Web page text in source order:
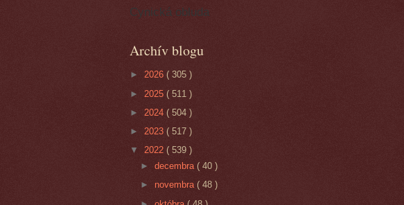
Cynická obluda
Archív blogu
► 2026 ( 305 )
► 2025 ( 511 )
► 2024 ( 504 )
► 2023 ( 517 )
▼ 2022 ( 539 )
►decembra( 40 )
►novembra( 48 )